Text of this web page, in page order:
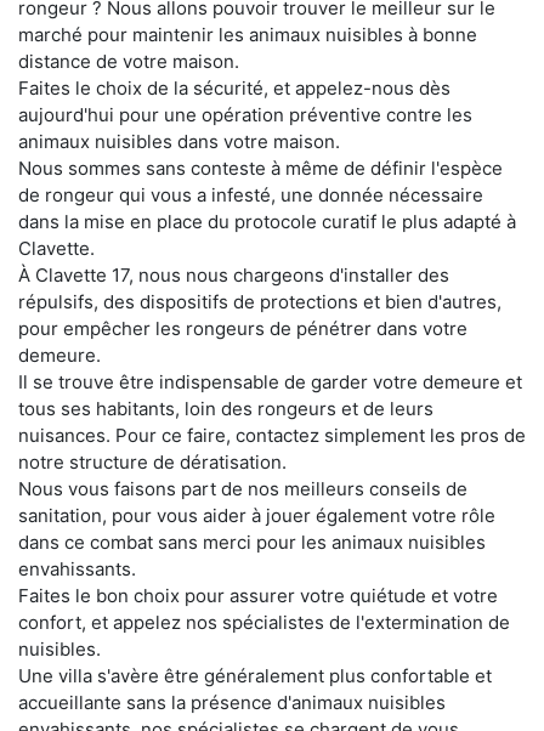
rongeur ? Nous allons pouvoir trouver le meilleur sur le
marché pour maintenir les animaux nuisibles à bonne
distance de votre maison.
Faites le choix de la sécurité, et appelez-nous dès
aujourd'hui pour une opération préventive contre les
animaux nuisibles dans votre maison.
Nous sommes sans conteste à même de définir l'espèce
de rongeur qui vous a infesté, une donnée nécessaire
dans la mise en place du protocole curatif le plus adapté à
Clavette.
À Clavette 17, nous nous chargeons d'installer des
répulsifs, des dispositifs de protections et bien d'autres,
pour empêcher les rongeurs de pénétrer dans votre
demeure.
Il se trouve être indispensable de garder votre demeure et
tous ses habitants, loin des rongeurs et de leurs
nuisances. Pour ce faire, contactez simplement les pros de
notre structure de dératisation.
Nous vous faisons part de nos meilleurs conseils de
sanitation, pour vous aider à jouer également votre rôle
dans ce combat sans merci pour les animaux nuisibles
envahissants.
Faites le bon choix pour assurer votre quiétude et votre
confort, et appelez nos spécialistes de l'extermination de
nuisibles.
Une villa s'avère être généralement plus confortable et
accueillante sans la présence d'animaux nuisibles